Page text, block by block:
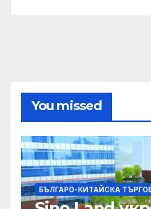
You missed
БЪЛГАРО-КИТАЙСКА